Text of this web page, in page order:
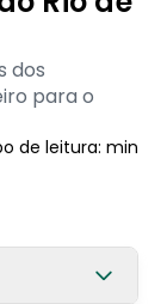
dos
para o
de leitura: min